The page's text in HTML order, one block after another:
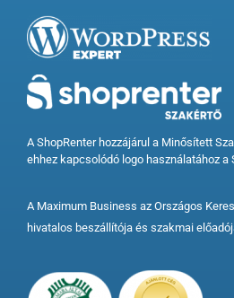
A ShopRenter hozzájárul a Minősített
ehhez kapcsolódó logo használatához a
A Maximum Business az Országos
hivatalos beszállítója és szakmai